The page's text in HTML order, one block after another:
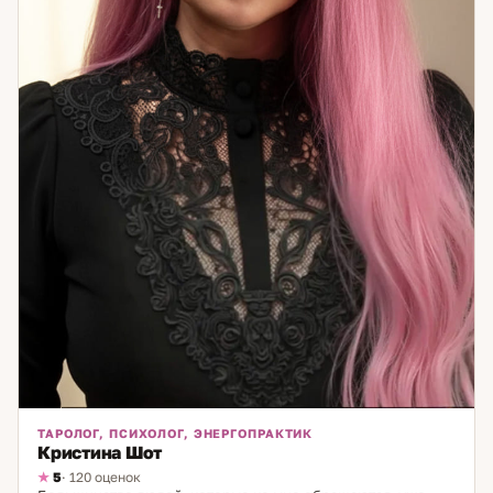
ТАРОЛОГ, ПСИХОЛОГ, ЭНЕРГОПРАКТИК
Кристина Шот
5· 120 оценок